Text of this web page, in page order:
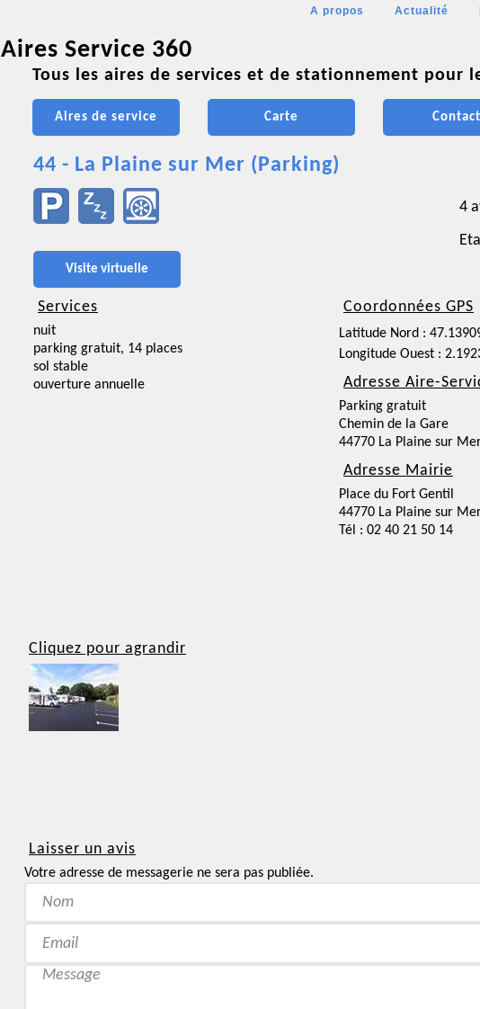
A propos Actualité
Aires Service 360
Tous les aires de services et de stationnement pour
Aires de service Carte Contact
44 - La Plaine sur Mer (Parking)
4
Visite virtuelle
Services
nuit
parking gratuit, 14 places
sol stable
ouverture annuelle
Coordonnées GPS
Latitude Nord :
Longitude Ouest :
Adresse Aire-
Parking gratuit
Chemin de la Gare
44770 La Plaine sur
Adresse Mairie
Place du Fort Gentil
44770 La Plaine sur
Tél : 02 40 21 50 14
Cliquez pour agrandir
Laisser un avis
Votre adresse de messagerie ne sera pas publiée.